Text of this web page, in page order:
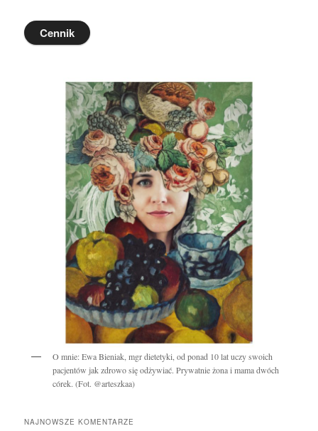
Cennik
O mnie: Ewa Bieniak, mgr dietetyki, od ponad 10 lat uczy swoich
pacjentów jak zdrowo się odżywiać. Prywatnie żona i mama dwóch
córek. (Fot. @arteszkaa)
NAJNOWSZE KOMENTARZE